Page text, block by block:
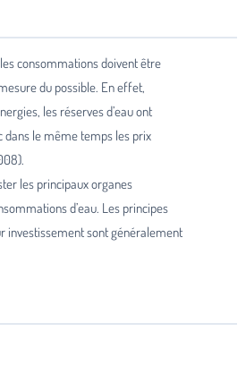
consommations doivent être
du possible. En effet,
les réserves d’eau ont
dans le même temps les prix
les principaux organes
d’eau. Les principes
investissement sont généralement